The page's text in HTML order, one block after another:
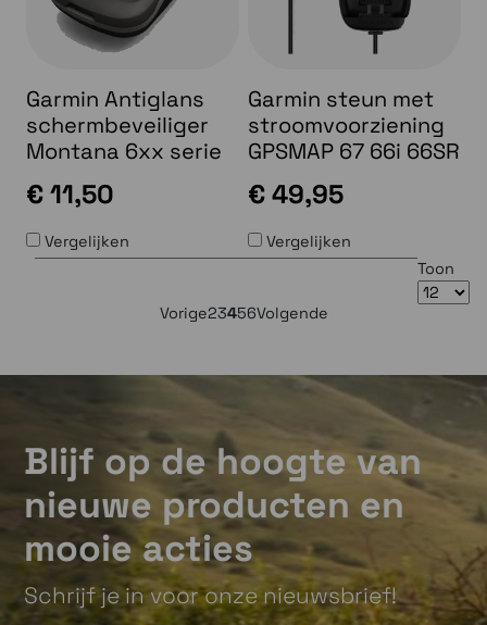
Garmin Antiglans
schermbeveiliger
Montana 6xx serie
€ 11,50
Vergelijken
Garmin steun met
stroomvoorziening
GPSMAP 67 66i 66SR
€ 49,95
Vergelijken
Vorige23456Volgende
Toon
Blijf op de hoogte van
nieuwe producten en
mooie acties
Schrijf je in voor onze nieuwsbrief!